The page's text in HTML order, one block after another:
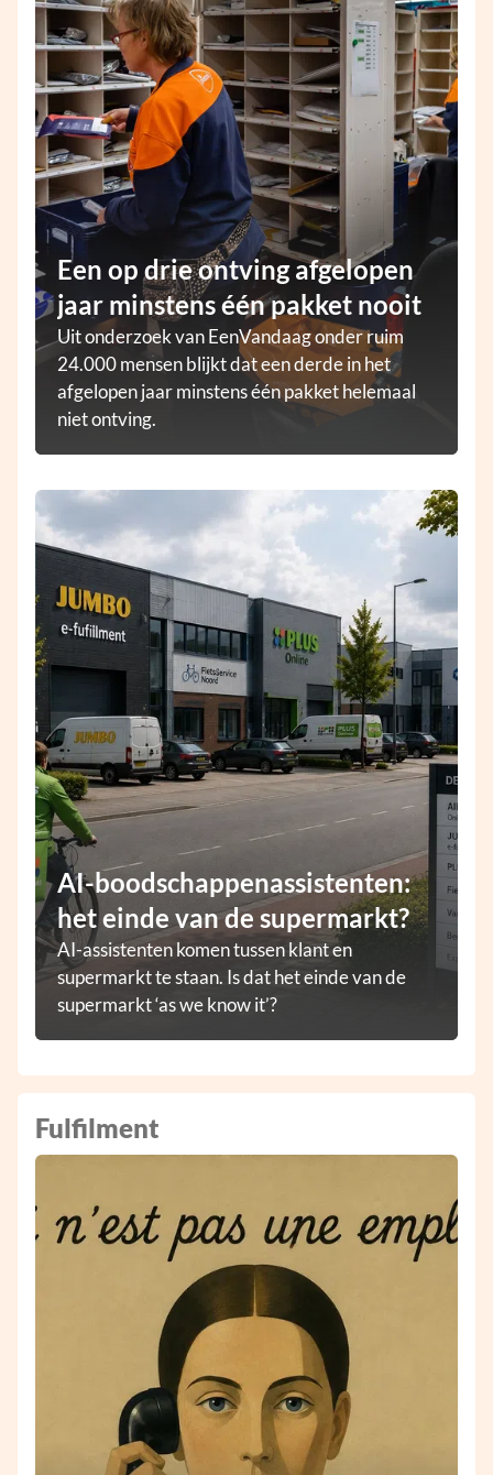
AI-boodschappenassistenten:
het einde van de supermarkt?
AI-assistenten komen tussen klant en
supermarkt te staan. Is dat het einde van de
supermarkt ‘as we know it’?
Een op drie ontving afgelopen
jaar minstens één pakket nooit
Uit onderzoek van EenVandaag onder ruim
24.000 mensen blijkt dat een derde in het
afgelopen jaar minstens één pakket helemaal
niet ontving.
Fulfilment